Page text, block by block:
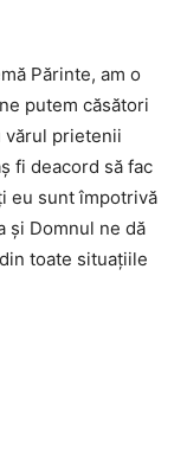
Părinte, am o
putem căsători
vărul prietenii
fi deacord să fac
eu sunt împotrivă
şi Domnul ne dă
toate situaţiile